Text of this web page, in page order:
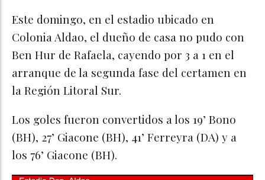
Este domingo, en el estadio ubicado en
Colonia Aldao, el dueño de casa no pudo con
Ben Hur de Rafaela, cayendo por 3 a 1 en el
arranque de la segunda fase del certamen en
la Región Litoral Sur.
Los goles fueron convertidos a los 19’ Bono
(BH), 27’ Giacone (BH), 41’ Ferreyra (DA) y a
los 76’ Giacone (BH).